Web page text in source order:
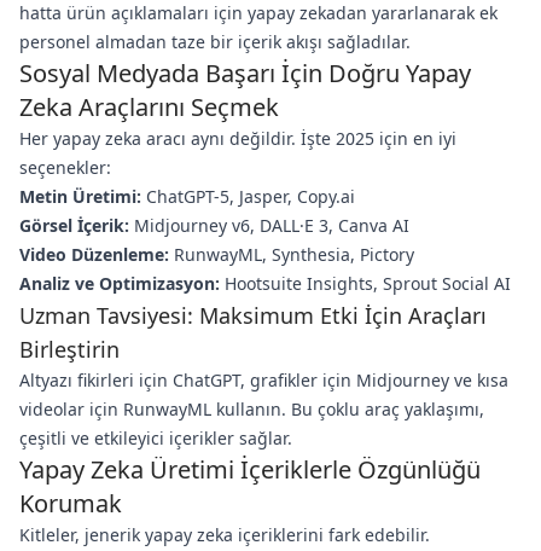
hatta ürün açıklamaları için yapay zekadan yararlanarak ek
personel almadan taze bir içerik akışı sağladılar.
Sosyal Medyada Başarı İçin Doğru Yapay
Zeka Araçlarını Seçmek
Her yapay zeka aracı aynı değildir. İşte 2025 için en iyi
seçenekler:
Metin Üretimi: ChatGPT-5, Jasper, Copy.ai
Görsel İçerik: Midjourney v6, DALL·E 3, Canva AI
Video Düzenleme: RunwayML, Synthesia, Pictory
Analiz ve Optimizasyon: Hootsuite Insights, Sprout Social AI
Uzman Tavsiyesi: Maksimum Etki İçin Araçları
Birleştirin
Altyazı fikirleri için ChatGPT, grafikler için Midjourney ve kısa
videolar için RunwayML kullanın. Bu çoklu araç yaklaşımı,
çeşitli ve etkileyici içerikler sağlar.
Yapay Zeka Üretimi İçeriklerle Özgünlüğü
Korumak
Kitleler, jenerik yapay zeka içeriklerini fark edebilir.